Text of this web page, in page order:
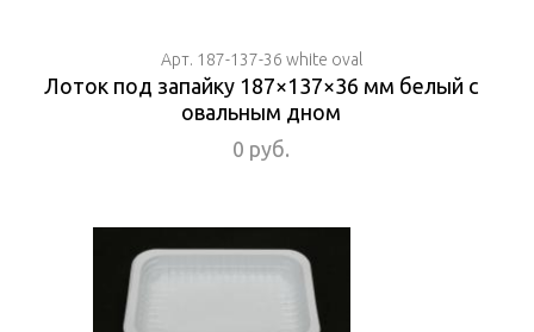
Арт. 187-137-36 white oval
Лоток под запайку 187×137×36 мм белый с
овальным дном
0 руб.